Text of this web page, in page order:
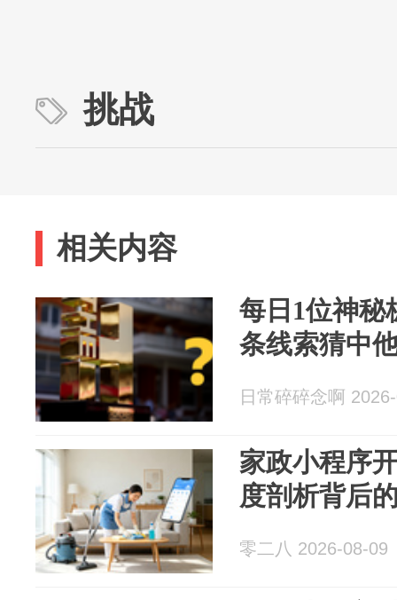
挑战
相关内容
每日1位神秘
条线索猜中
日常碎碎念啊
家政小程序
度剖析背后
零二八 2026-08-09